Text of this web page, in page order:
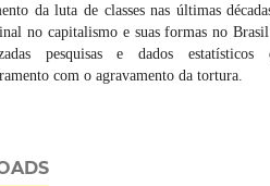
da luta de classes nas últimas
no capitalismo e suas formas no
pesquisas e dados
com o agravamento da tortura.